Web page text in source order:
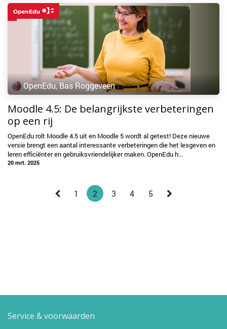
OpenEdu, Bas Roggeveen
Moodle 4.5: De belangrijkste verbeteringen
op een rij
OpenEdu rolt Moodle 4.5 uit en Moodle 5 wordt al getest! Deze nieuwe
versie brengt een aantal interessante verbeteringen die het lesgeven en
leren efficiënter en gebruiksvriendelijker maken. OpenEdu h...
20 mrt. 2025
1 2 3 4 5
Service & voorwaarden